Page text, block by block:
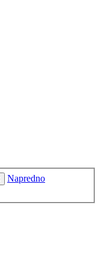
Napredno